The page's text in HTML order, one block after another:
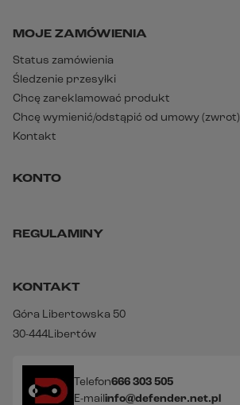
MOJE ZAMÓWIENIA
Status zamówienia
Śledzenie przesyłki
Chcę zareklamować produkt
Chcę wymienić/odstąpić od umowy (zwrot)
Kontakt
KONTO
REGULAMINY
KONTAKT
Góra Libertowska 50
30-444Libertów
Telefon666 303 505
E-mailinfo@defender.net.pl